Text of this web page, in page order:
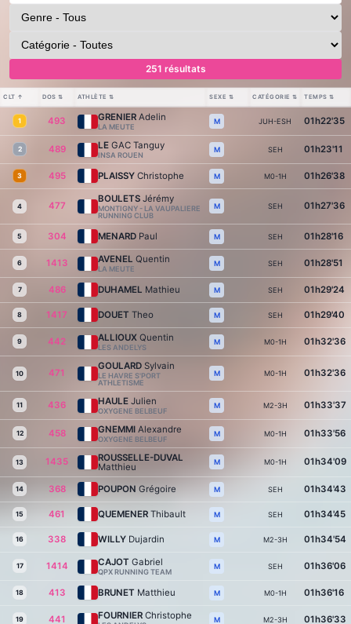
251 résultats
CLT ↑ DOS ⇅ ATHLÈTE ⇅ SEXE ⇅ CATÉGORIE ⇅ TEMPS ⇅
1 493 GRENIER Adelin
LA MEUTE
M JUH-ESH 01h22'35
2 489 LE GAC Tanguy
INSA ROUEN
M SEH 01h23'11
3 495 PLAISSY Christophe M M0-1H 01h26'38
4 477
BOULETS Jérémy
MONTIGNY - LA VAUPALIERE
RUNNING CLUB
M SEH 01h27'36
5 304 MENARD Paul M SEH 01h28'16
6 1413 AVENEL Quentin
LA MEUTE
M SEH 01h28'51
7 486 DUHAMEL Mathieu M SEH 01h29'24
8 1417 DOUET Theo M SEH 01h29'40
9 442 ALLIOUX Quentin
LES ANDELYS
M M0-1H 01h32'36
10 471
GOULARD Sylvain
LE HAVRE S'PORT
ATHLETISME
M M0-1H 01h32'36
11 436 HAULE Julien
OXYGENE BELBEUF
M M2-3H 01h33'37
12 458 GNEMMI Alexandre
OXYGENE BELBEUF
M M0-1H 01h33'56
13 1435
ROUSSELLE-DUVAL
Matthieu
M M0-1H 01h34'09
14 368 POUPON Grégoire M SEH 01h34'43
15 461 QUEMENER Thibault M SEH 01h34'45
16 338 WILLY Dujardin M M2-3H 01h34'54
17 1414 CAJOT Gabriel
QPX RUNNING TEAM
M SEH 01h36'06
18 413 BRUNET Matthieu M M0-1H 01h36'16
19 441 FOURNIER Christophe M M2-3H 01h36'33